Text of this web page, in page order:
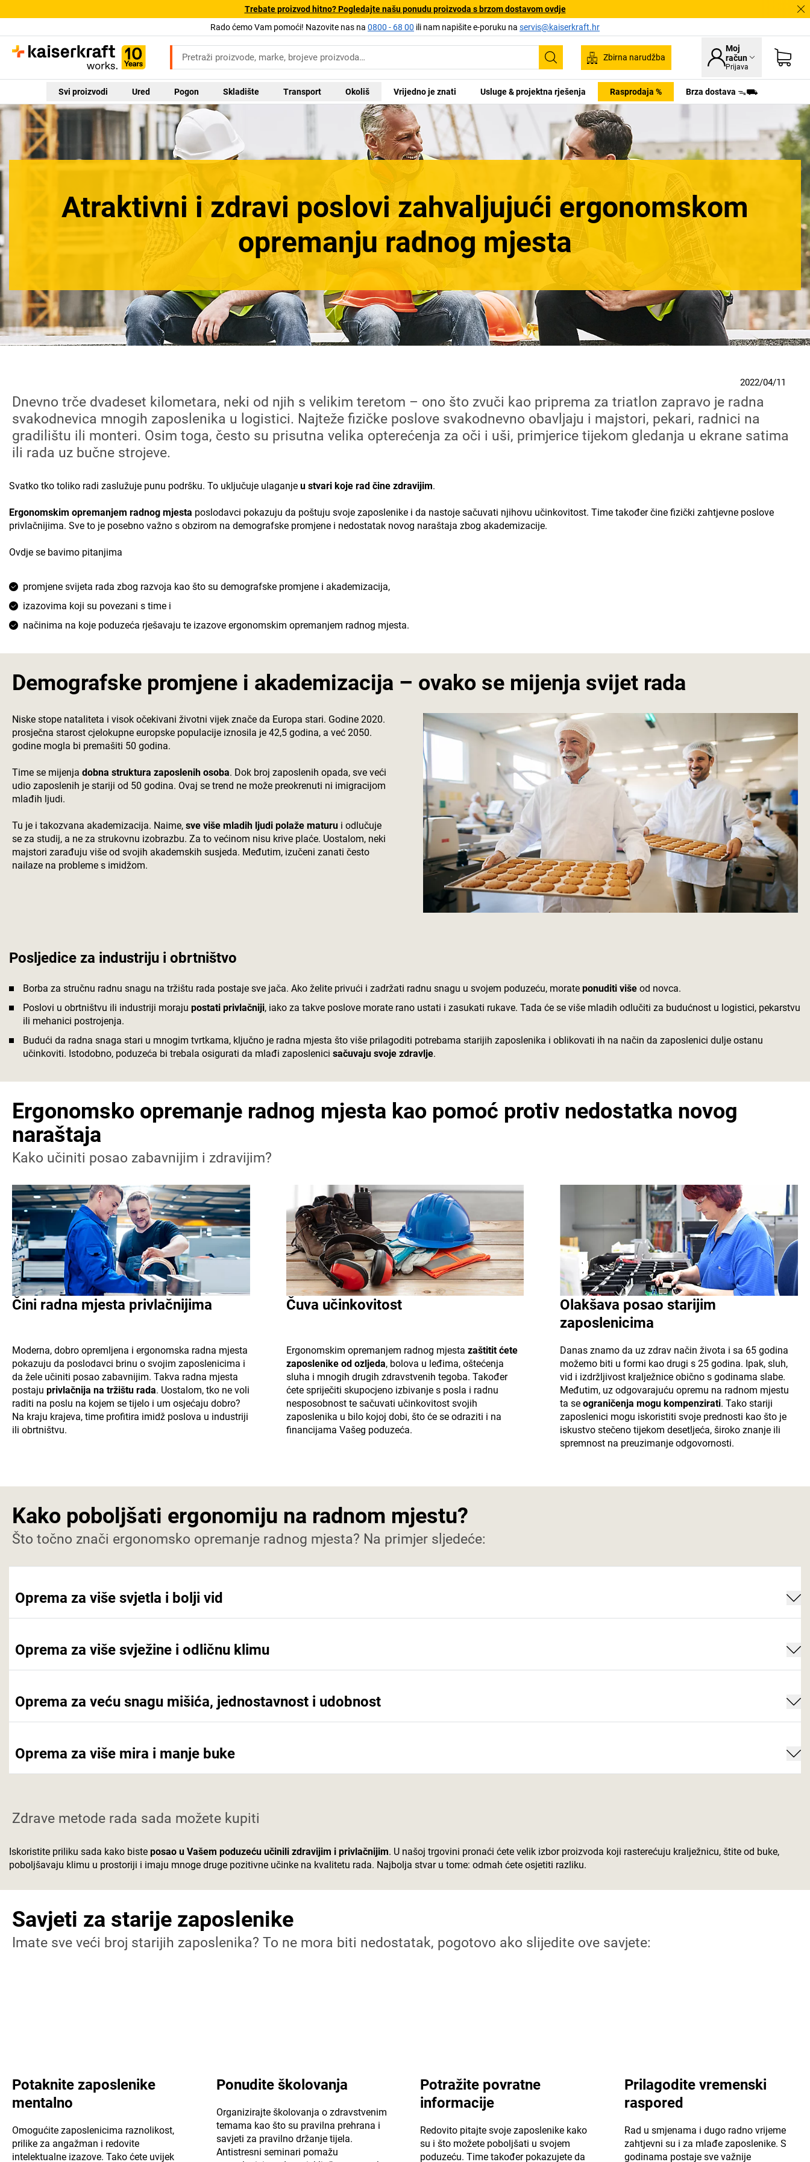
Trebate proizvod hitno? Pogledajte našu ponudu proizvoda s brzom dostavom ovdje
Rado ćemo Vam pomoći! Nazovite nas na 0800 - 68 00 ili nam napišite e-poruku na servis@kaiserkraft.hr
Pretraživanje
Zbirna narudžba
Moj
račun
Prijava
Svi proizvodi Ured Pogon Skladište Transport Okoliš Vrijedno je znati Usluge & projektna rješenja Rasprodaja % Brza dostava ᯓ⛟
Atraktivni i zdravi poslovi zahvaljujući ergonomskom
opremanju radnog mjesta
2022/04/11
Dnevno trče dvadeset kilometara, neki od njih s velikim teretom – ono što zvuči kao priprema za triatlon zapravo je radna
svakodnevica mnogih zaposlenika u logistici. Najteže fizičke poslove svakodnevno obavljaju i majstori, pekari, radnici na
gradilištu ili monteri. Osim toga, često su prisutna velika opterećenja za oči i uši, primjerice tijekom gledanja u ekrane satima
ili rada uz bučne strojeve.
Svatko tko toliko radi zaslužuje punu podršku. To uključuje ulaganje u stvari koje rad čine zdravijim.
Ergonomskim opremanjem radnog mjesta poslodavci pokazuju da poštuju svoje zaposlenike i da nastoje sačuvati njihovu učinkovitost. Time također čine fizički zahtjevne poslove
privlačnijima. Sve to je posebno važno s obzirom na demografske promjene i nedostatak novog naraštaja zbog akademizacije.
Ovdje se bavimo pitanjima
promjene svijeta rada zbog razvoja kao što su demografske promjene i akademizacija,
izazovima koji su povezani s time i
načinima na koje poduzeća rješavaju te izazove ergonomskim opremanjem radnog mjesta.
Demografske promjene i akademizacija – ovako se mijenja svijet rada
Niske stope nataliteta i visok očekivani životni vijek znače da Europa stari. Godine 2020.
prosječna starost cjelokupne europske populacije iznosila je 42,5 godina, a već 2050.
godine mogla bi premašiti 50 godina.
Time se mijenja dobna struktura zaposlenih osoba. Dok broj zaposlenih opada, sve veći
udio zaposlenih je stariji od 50 godina. Ovaj se trend ne može preokrenuti ni imigracijom
mlađih ljudi.
Tu je i takozvana akademizacija. Naime, sve više mladih ljudi polaže maturu i odlučuje
se za studij, a ne za strukovnu izobrazbu. Za to većinom nisu krive plaće. Uostalom, neki
majstori zarađuju više od svojih akademskih susjeda. Međutim, izučeni zanati često
nailaze na probleme s imidžom.
Posljedice za industriju i obrtništvo
Borba za stručnu radnu snagu na tržištu rada postaje sve jača. Ako želite privući i zadržati radnu snagu u svojem poduzeću, morate ponuditi više od novca.
Poslovi u obrtništvu ili industriji moraju postati privlačniji, iako za takve poslove morate rano ustati i zasukati rukave. Tada će se više mladih odlučiti za budućnost u logistici, pekarstvu
ili mehanici postrojenja.
Budući da radna snaga stari u mnogim tvrtkama, ključno je radna mjesta što više prilagoditi potrebama starijih zaposlenika i oblikovati ih na način da zaposlenici dulje ostanu
učinkoviti. Istodobno, poduzeća bi trebala osigurati da mlađi zaposlenici sačuvaju svoje zdravlje.
Ergonomsko opremanje radnog mjesta kao pomoć protiv nedostatka novog
naraštaja
Kako učiniti posao zabavnijim i zdravijim?
Čini radna mjesta privlačnijima
Moderna, dobro opremljena i ergonomska radna mjesta
pokazuju da poslodavci brinu o svojim zaposlenicima i
da žele učiniti posao zabavnijim. Takva radna mjesta
postaju privlačnija na tržištu rada. Uostalom, tko ne voli
raditi na poslu na kojem se tijelo i um osjećaju dobro?
Na kraju krajeva, time profitira imidž poslova u industriji
ili obrtništvu.
Čuva učinkovitost
Ergonomskim opremanjem radnog mjesta zaštitit ćete
zaposlenike od ozljeda, bolova u leđima, oštećenja
sluha i mnogih drugih zdravstvenih tegoba. Također
ćete spriječiti skupocjeno izbivanje s posla i radnu
nesposobnost te sačuvati učinkovitost svojih
zaposlenika u bilo kojoj dobi, što će se odraziti i na
financijama Vašeg poduzeća.
Olakšava posao starijim
zaposlenicima
Danas znamo da uz zdrav način života i sa 65 godina
možemo biti u formi kao drugi s 25 godina. Ipak, sluh,
vid i izdržljivost kralježnice obično s godinama slabe.
Međutim, uz odgovarajuću opremu na radnom mjestu
ta seograničenja mogu kompenzirati. Tako stariji
zaposlenici mogu iskoristiti svoje prednosti kao što je
iskustvo stečeno tijekom desetljeća, široko znanje ili
spremnost na preuzimanje odgovornosti.
Kako poboljšati ergonomiju na radnom mjestu?
Što točno znači ergonomsko opremanje radnog mjesta? Na primjer sljedeće:
Oprema za više svjetla i bolji vid
Oprema za više svježine i odličnu klimu
Oprema za veću snagu mišića, jednostavnost i udobnost
Oprema za više mira i manje buke
Zdrave metode rada sada možete kupiti
Iskoristite priliku sada kako biste posao u Vašem poduzeću učinili zdravijim i privlačnijim. U našoj trgovini pronaći ćete velik izbor proizvoda koji rasterećuju kralježnicu, štite od buke,
poboljšavaju klimu u prostoriji i imaju mnoge druge pozitivne učinke na kvalitetu rada. Najbolja stvar u tome: odmah ćete osjetiti razliku.
Savjeti za starije zaposlenike
Imate sve veći broj starijih zaposlenika? To ne mora biti nedostatak, pogotovo ako slijedite ove savjete:
Potaknite zaposlenike
mentalno
Omogućite zaposlenicima raznolikost,
prilike za angažman i redovite
intelektualne izazove. Tako ćete uvijek
Ponudite školovanja
Organizirajte školovanja o zdravstvenim
temama kao što su pravilna prehrana i
savjeti za pravilno držanje tijela.
Antistresni seminari pomažu
Potražite povratne
informacije
Redovito pitajte svoje zaposlenike kako
su i što možete poboljšati u svojem
poduzeću. Time također pokazujete da
Prilagodite vremenski
raspored
Rad u smjenama i dugo radno vrijeme
zahtjevni su i za mlađe zaposlenike. S
godinama postaje sve važnije